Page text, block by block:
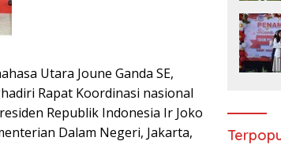
Utara Joune Ganda SE,
Rapat Koordinasi nasional
Republik Indonesia Ir Joko
Dalam Negeri, Jakarta,